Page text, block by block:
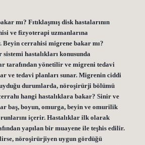
mı? Fıtıklaşmış disk hastalarının
ve fizyoterapi uzmanlarına
Beyin cerrahisi migrene bakar mı?
hastalıkları konusunda
tarafından yönetilir ve migreni tedavi
ve tedavi planları sunar. Migrenin ciddi
durumlarda, nöroşirürji bölümü
hangi hastalıklara bakar? Sinir ve
baş, boyun, omurga, beyin ve omurilik
içerir. Hastalıklar ilk olarak
yapılan bir muayene ile teşhis edilir.
nöroşirürjiyen uygun gördüğü